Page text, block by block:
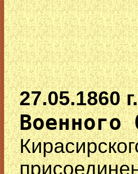
27.05.1860 г.
Военного